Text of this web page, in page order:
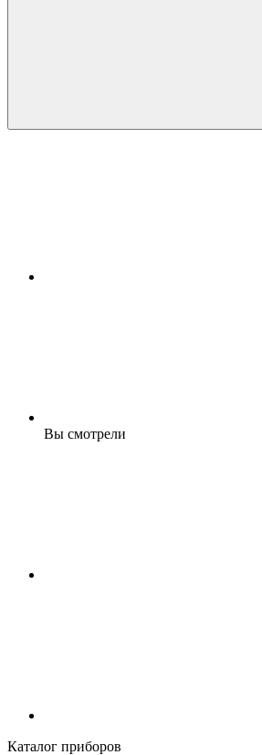
Вы смотрели
Каталог приборов